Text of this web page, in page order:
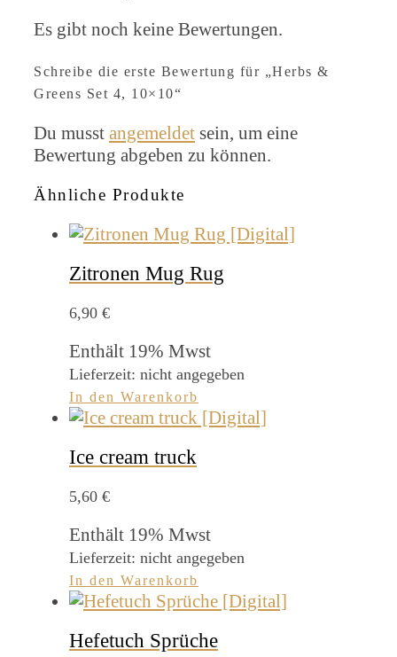
Es gibt noch keine Bewertungen.
Schreibe die erste Bewertung für „Herbs &
Greens Set 4, 10×10“
Du musst angemeldet sein, um eine
Bewertung abgeben zu können.
Ähnliche Produkte
Zitronen Mug Rug
6,90 €
Enthält 19% Mwst
Lieferzeit: nicht angegeben
In den Warenkorb
Ice cream truck
5,60 €
Enthält 19% Mwst
Lieferzeit: nicht angegeben
In den Warenkorb
Hefetuch Sprüche